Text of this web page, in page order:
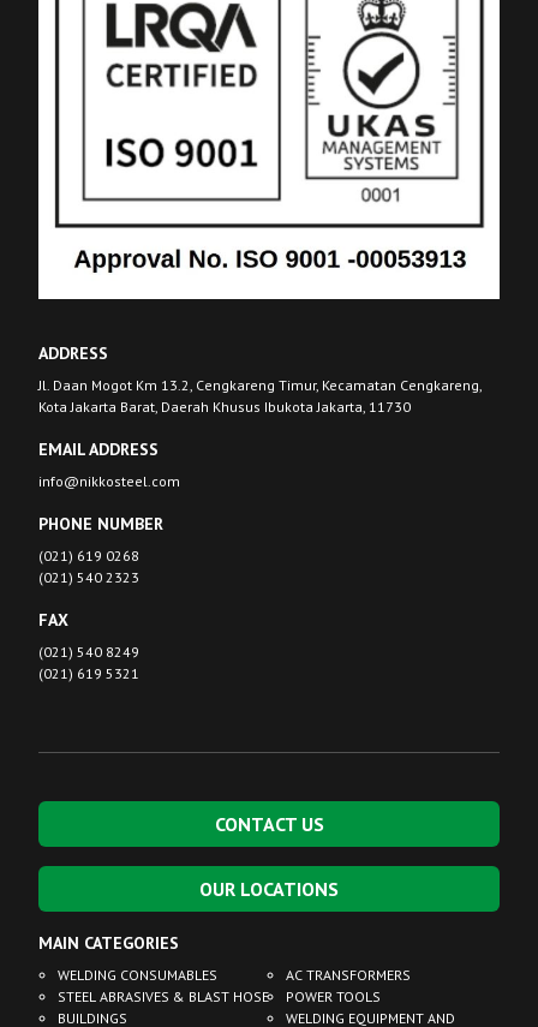
ADDRESS
Jl. Daan Mogot Km 13.2, Cengkareng Timur, Kecamatan Cengkareng,
Kota Jakarta Barat, Daerah Khusus Ibukota Jakarta, 11730
EMAIL ADDRESS
info@nikkosteel.com
PHONE NUMBER
(021) 619 0268
(021) 540 2323
FAX
(021) 540 8249
(021) 619 5321
CONTACT US
OUR LOCATIONS
MAIN CATEGORIES
WELDING CONSUMABLES
STEEL ABRASIVES & BLAST HOSE
BUILDINGS
AC TRANSFORMERS
POWER TOOLS
WELDING EQUIPMENT AND